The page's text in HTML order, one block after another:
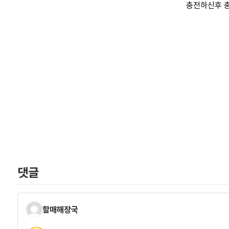
충전하신후
댓글
할매해장국